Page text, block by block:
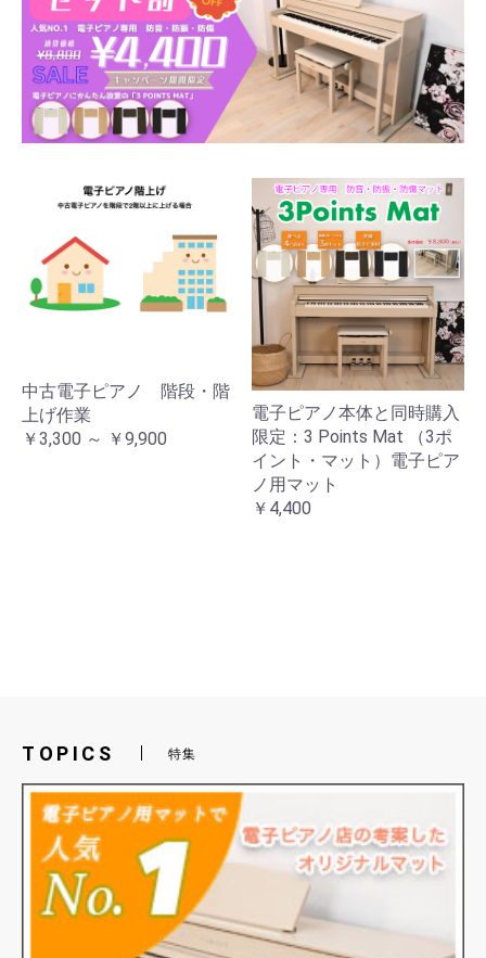
中古電子ピアノ 階段・階
上げ作業
￥3,300 ～ ￥9,900
電子ピアノ本体と同時購入
限定：3 Points Mat （3ポ
イント・マット）電子ピア
ノ用マット
￥4,400
TOPICS 特集